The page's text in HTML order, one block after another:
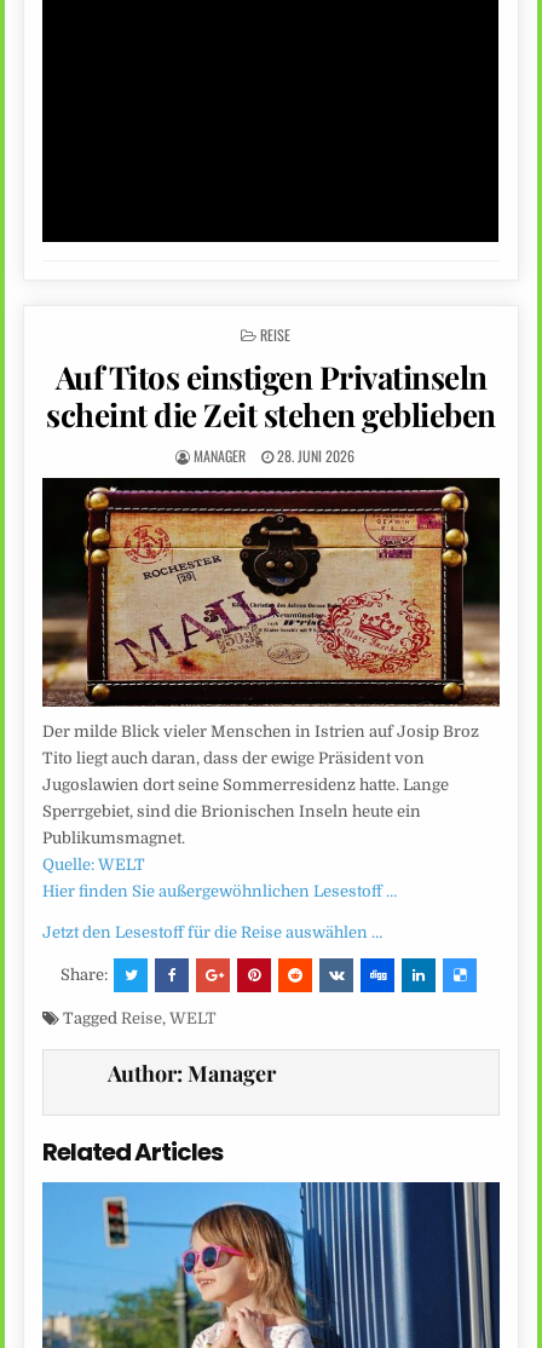
POSTED
REISE
Auf Titos einstigen Privatinseln
scheint die Zeit stehen geblieben
MANAGER 28. JUNI 2026
Der milde Blick vieler Menschen in Istrien auf Josip Broz
Tito liegt auch daran, dass der ewige Präsident von
Jugoslawien dort seine Sommerresidenz hatte. Lange
Sperrgebiet, sind die Brionischen Inseln heute ein
Publikumsmagnet.
Quelle: WELT
Hier finden Sie außergewöhnlichen Lesestoff …
Jetzt den Lesestoff für die Reise auswählen …
Share:
Tagged Reise,WELT
Author:Manager
Related Articles